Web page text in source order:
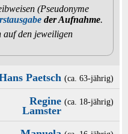
(Pseudonyme
der Aufnahme.
auf den jeweiligen
Paetsch (ca. 63‑jährig)
Regine
Lamster
(ca. 18‑jährig)